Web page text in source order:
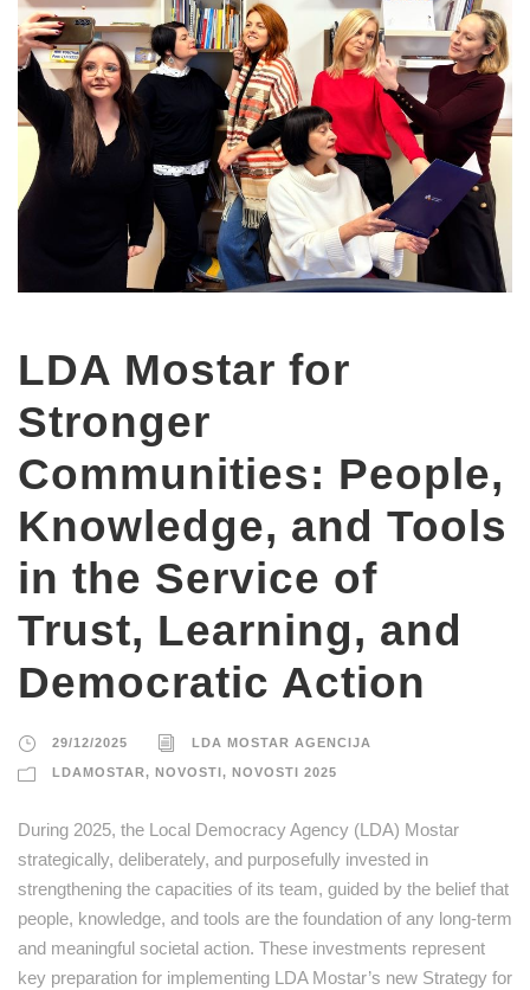
LDA Mostar for
Stronger
Communities: People,
Knowledge, and Tools
in the Service of
Trust, Learning, and
Democratic Action
29/12/2025 LDA MOSTAR AGENCIJA
LDAMOSTAR, NOVOSTI, NOVOSTI 2025
During 2025, the Local Democracy Agency (LDA) Mostar
strategically, deliberately, and purposefully invested in
strengthening the capacities of its team, guided by the belief that
people, knowledge, and tools are the foundation of any long-term
and meaningful societal action. These investments represent
key preparation for implementing LDA Mostar’s new Strategy for